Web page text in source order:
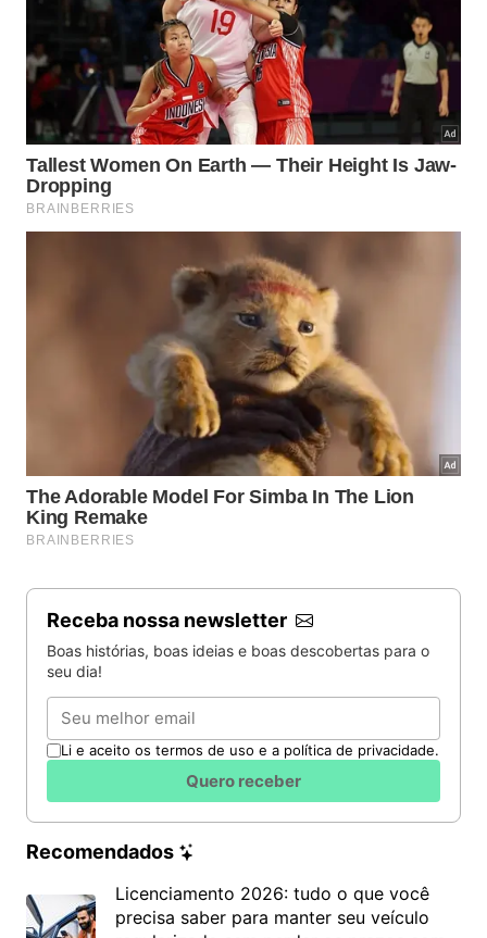
Receba nossa newsletter
Boas histórias, boas ideias e boas descobertas para o
seu dia!
Email
Li e aceito os termos de uso e a política de privacidade.
Quero receber
Recomendados
Licenciamento 2026: tudo o que você
precisa saber para manter seu veículo